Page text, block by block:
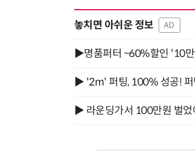
놓치면 아쉬운 정보 AD
▶명품퍼터 ~60%할인 '10
▶ '2m' 퍼팅, 100% 성공! 퍼
▶ 라운딩가서 100만원 벌었